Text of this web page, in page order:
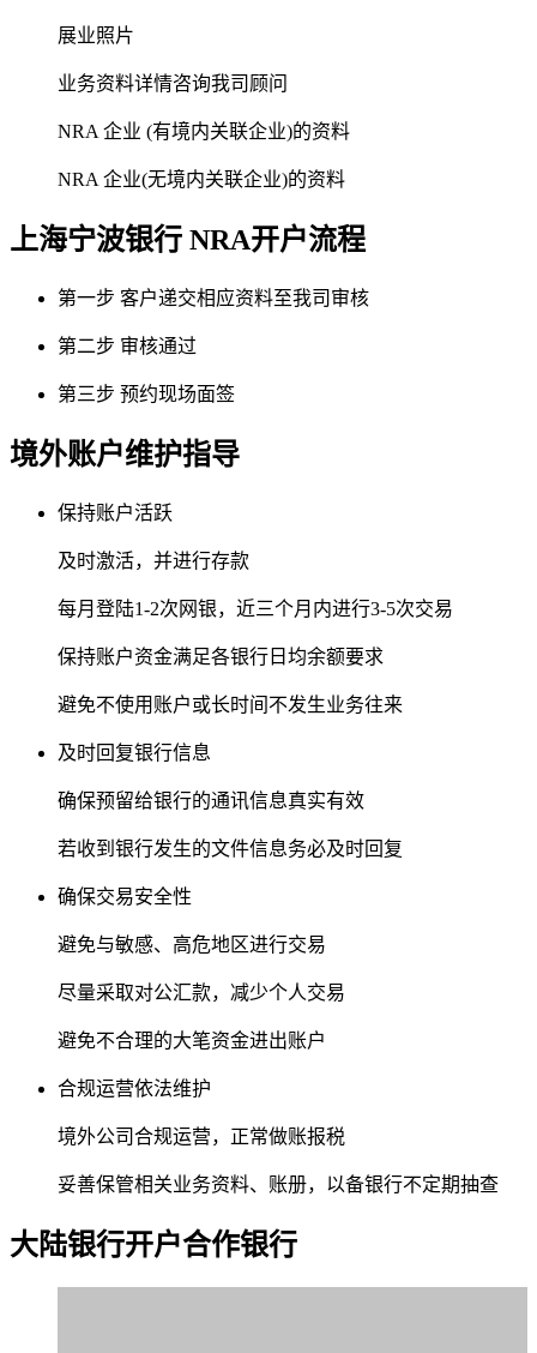
展业照片
业务资料详情咨询我司顾问
NRA 企业 (有境内关联企业)的资料
NRA 企业(无境内关联企业)的资料
上海宁波银行 NRA开户流程
第一步 客户递交相应资料至我司审核
第二步 审核通过
第三步 预约现场面签
境外账户维护指导
保持账户活跃
及时激活，并进行存款
每月登陆1-2次网银，近三个月内进行3-5次交易
保持账户资金满足各银行日均余额要求
避免不使用账户或长时间不发生业务往来
及时回复银行信息
确保预留给银行的通讯信息真实有效
若收到银行发生的文件信息务必及时回复
确保交易安全性
避免与敏感、高危地区进行交易
尽量采取对公汇款，减少个人交易
避免不合理的大笔资金进出账户
合规运营依法维护
境外公司合规运营，正常做账报税
妥善保管相关业务资料、账册，以备银行不定期抽查
大陆银行开户合作银行